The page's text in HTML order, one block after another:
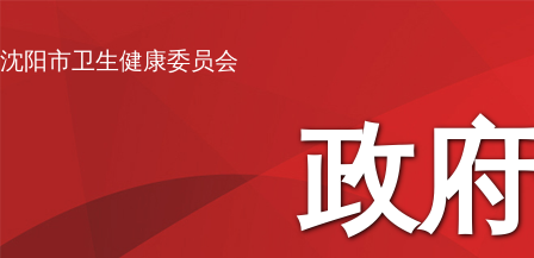
沈阳市卫生健康委员会
政